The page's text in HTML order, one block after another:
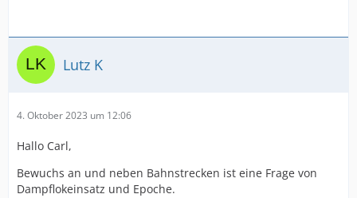
Lutz K
4. Oktober 2023 um 12:06
Hallo Carl,
Bewuchs an und neben Bahnstrecken ist eine Frage von
Dampflokeinsatz und Epoche.